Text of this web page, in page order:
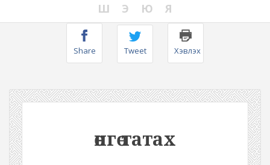
Ш
Э Ю Я
Share Tweet Хэвлэх
өнгө татах